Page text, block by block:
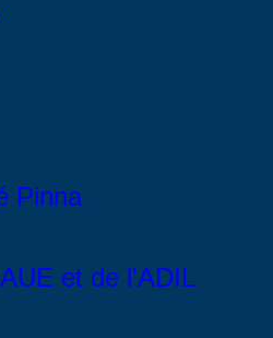
Pinna
et de l'ADIL